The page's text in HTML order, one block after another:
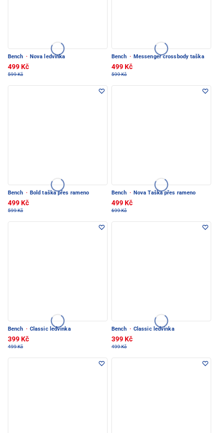
Bench · Nova ledvinka
499 Kč
599 Kč
Bench · Messenger crossbody taška
499 Kč
599 Kč
Bench · Bold taška přes rameno
499 Kč
599 Kč
Bench · Nova Taška přes rameno
499 Kč
699 Kč
Bench · Classic ledvinka
399 Kč
499 Kč
Bench · Classic ledvinka
399 Kč
499 Kč